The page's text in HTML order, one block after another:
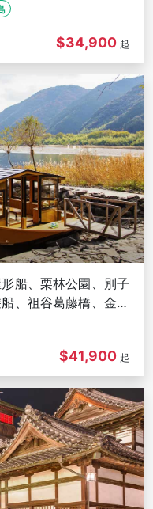
$34,900 起
船、栗林公園、別子
、祖谷葛藤橋、金刀
$41,900 起